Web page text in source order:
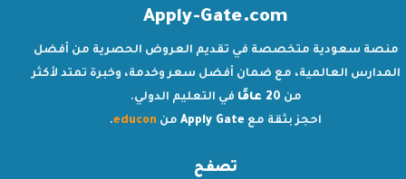
Apply-Gate.com
منصة سعودية متخصصة في تقديم العروض الحصرية من أفضل
المدارس العالمية، مع ضمان أفضل سعر وخدمة، وخبرة تمتد لأكثر
من 20 عامًا
في التعليم الدولي.
احجز بثقة مع Apply Gate من educon
.
تصفح